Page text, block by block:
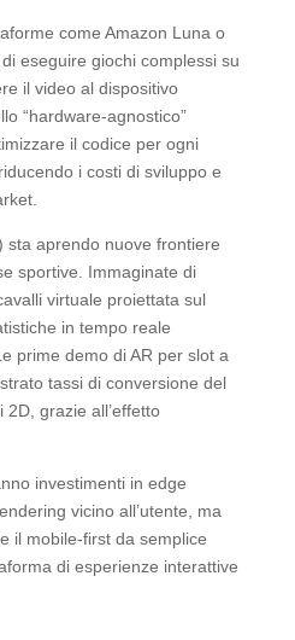
come Amazon Luna o
eseguire giochi complessi su
il video al dispositivo
“hardware‑agnostico”
il codice per ogni
i costi di sviluppo e
sta aprendo nuove frontiere
sportive. Immaginate di
virtuale proiettata sul
in tempo reale
prime demo di AR per slot a
tassi di conversione del
grazie all’effetto
investimenti in edge
vicino all’utente, ma
il mobile‑first da semplice
di esperienze interattive